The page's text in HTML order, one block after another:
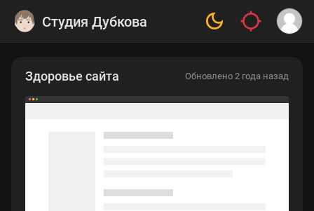
Студия Дубкова
Здоровье сайта Обновлено 2 года назад